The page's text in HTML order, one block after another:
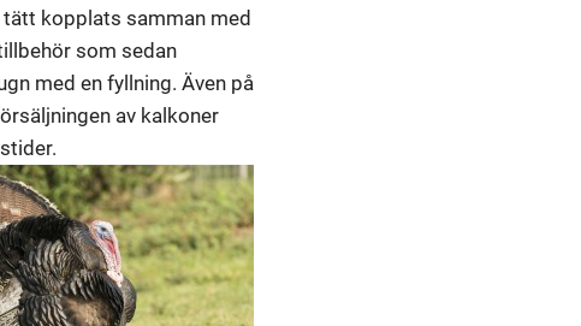
kopplats samman med
som sedan
med en fyllning. Även på
av kalkoner